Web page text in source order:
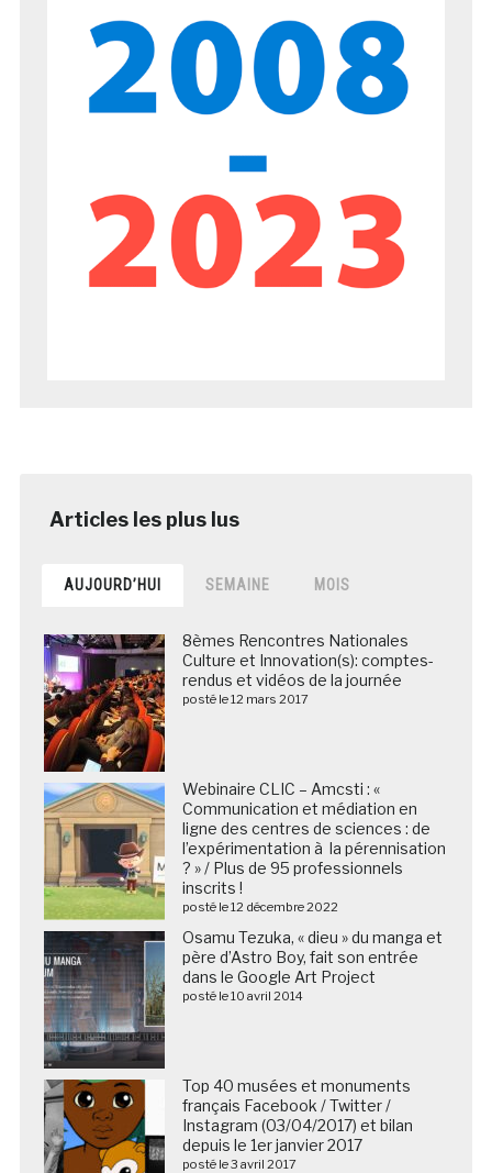
AUJOURD’HUI SEMAINE MOIS
8èmes Rencontres Nationales
Culture et Innovation(s): comptes-
rendus et vidéos de la journée
posté le 12 mars 2017
Webinaire CLIC – Amcsti : «
Communication et médiation en
ligne des centres de sciences : de
l’expérimentation à la pérennisation
? » / Plus de 95 professionnels
inscrits !
posté le 12 décembre 2022
Osamu Tezuka, « dieu » du manga et
père d’Astro Boy, fait son entrée
dans le Google Art Project
posté le 10 avril 2014
Top 40 musées et monuments
français Facebook / Twitter /
Instagram (03/04/2017) et bilan
depuis le 1er janvier 2017
posté le 3 avril 2017